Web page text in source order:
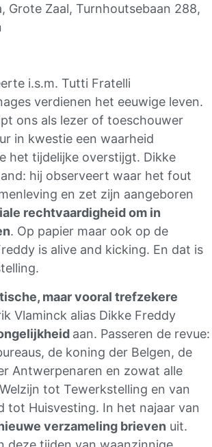
Grote Zaal, Turnhoutsebaan 288,
i.s.m. Tutti Fratelli
verdienen het eeuwige leven.
ons als lezer of toeschouwer
in kwestie een waarheid
het tijdelijke overstijgt. Dikke
hij observeert waar het fout
en zet zijn aangeboren
rechtvaardigheid om in
. Op papier maar ook op de
is alive and kicking. En dat is
maar vooral trefzekere
Vlaminck alias Dikke Freddy
aan. Passeren de revue:
de koning der Belgen, de
Antwerpenaren en zowat alle
tot Tewerkstelling en van
tot Huisvesting. In het najaar van
verzameling brieven uit.